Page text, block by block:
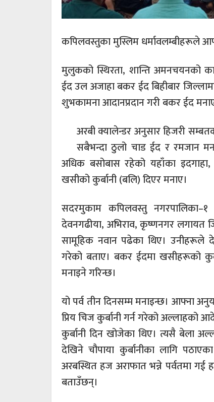
कपिलवस्तुका मुस्लिम धर्मावलम्बीहरूले
मुलुकको स्थिरता, शान्ति अमनचयनको
ईद उल अजाहा बकर ईद बिहीबार
शुभकामना आदानप्रदान गरी बकर ईद
अरबी क्यालेन्डर अनुसार हिजरी
सबैभन्दा ठुलो चाड ईद र रमजान
अधिक बसोबास रहेको यहाँका
खसीको कुर्बानी (बलि) दिएर मनाए।
सदरमुकाम कपिलवस्तु
देवनगढीया, अभिराव, कृष्णनगर लगायत
सामूहिक नवान पढेका थिए। उनीहरूले
गरेको बताए। बकर ईदमा खसीहरूको
मनाइने गरिन्छ।
यो पर्व तीन दिनसम्म मनाइन्छ। आफ्ना
प्रिय चिज कुर्बानी गर्न गरेको
कुर्बानी दिन खोजेका थिए। त्यसै बेला
देखिने चौपाया कुर्बानीका लागि
अरबस्थित हज अराफात भन्ने पर्वतमा गई
बताउँछन्।